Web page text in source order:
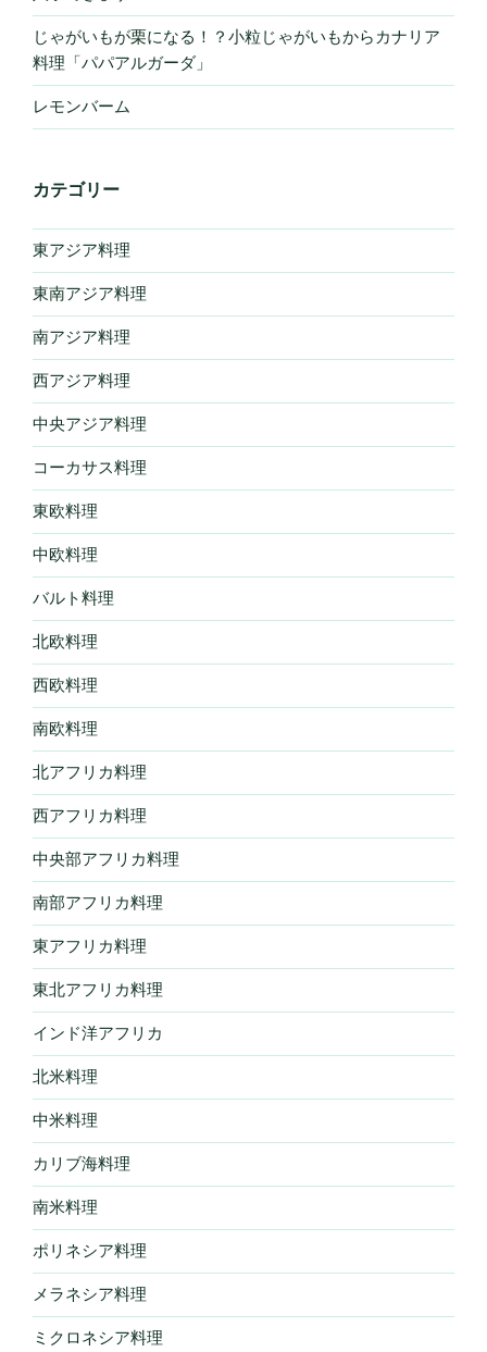
じゃがいもが栗になる！？小粒じゃがいもからカナリア
料理「パパアルガーダ」
レモンバーム
カテゴリー
東アジア料理
東南アジア料理
南アジア料理
西アジア料理
中央アジア料理
コーカサス料理
東欧料理
中欧料理
バルト料理
北欧料理
西欧料理
南欧料理
北アフリカ料理
西アフリカ料理
中央部アフリカ料理
南部アフリカ料理
東アフリカ料理
東北アフリカ料理
インド洋アフリカ
北米料理
中米料理
カリブ海料理
南米料理
ポリネシア料理
メラネシア料理
ミクロネシア料理